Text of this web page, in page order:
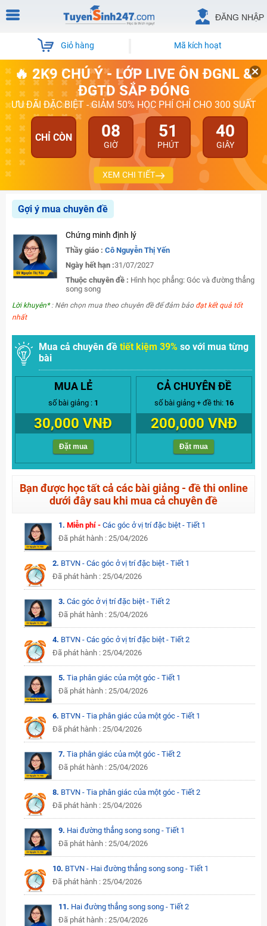
ĐĂNG NHẬP
Giỏ hàng Mã kích hoạt
🔥 2K9 CHÚ Ý - LỚP LIVE ÔN ĐGNL &
ĐGTD SẮP ĐÓNG
ƯU ĐÃI ĐẶC BIỆT - GIẢM 50% HỌC PHÍ CHỈ CHO 300 SUẤT
CHỈ CÒN 08
GIỜ
51
PHÚT
40
GIÂY
XEM CHI TIẾT
Gợi ý mua chuyên đề
Chứng minh định lý
Thầy giáo : Cô Nguyễn Thị Yến
Ngày hết hạn :31/07/2027
Thuộc chuyên đề : Hình học phẳng: Góc và đường thẳng
song song
Lời khuyên*: Nên chọn mua theo chuyên đề để đảm bảo đạt kết quả tốt
nhất
Mua cả chuyên đề tiết kiệm 39% so với mua từng
bài
MUA LẺ
số bài giảng : 1
30,000 VNĐ
Đặt mua
CẢ CHUYÊN ĐỀ
số bài giảng + đề thi: 16
200,000 VNĐ
Đặt mua
Bạn được học tất cả các bài giảng - đề thi online
dưới đây sau khi mua cả chuyên đề
1. Miễn phí - Các góc ở vị trí đặc biệt - Tiết 1
Đã phát hành : 25/04/2026
2. BTVN - Các góc ở vị trí đặc biệt - Tiết 1
Đã phát hành : 25/04/2026
3. Các góc ở vị trí đặc biệt - Tiết 2
Đã phát hành : 25/04/2026
4. BTVN - Các góc ở vị trí đặc biệt - Tiết 2
Đã phát hành : 25/04/2026
5. Tia phân giác của một góc - Tiết 1
Đã phát hành : 25/04/2026
6. BTVN - Tia phân giác của một góc - Tiết 1
Đã phát hành : 25/04/2026
7. Tia phân giác của một góc - Tiết 2
Đã phát hành : 25/04/2026
8. BTVN - Tia phân giác của một góc - Tiết 2
Đã phát hành : 25/04/2026
9. Hai đường thẳng song song - Tiết 1
Đã phát hành : 25/04/2026
10. BTVN - Hai đường thẳng song song - Tiết 1
Đã phát hành : 25/04/2026
11. Hai đường thẳng song song - Tiết 2
Đã phát hành : 25/04/2026